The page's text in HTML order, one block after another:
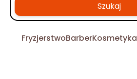
Szukaj
FryzjerstwoBarberKosmetyka